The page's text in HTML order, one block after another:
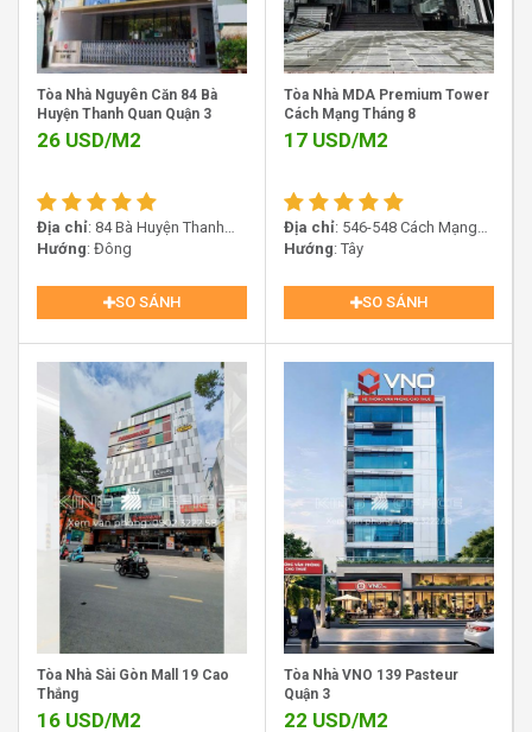
mang lại không gian thoáng đãng, tận dụng tối đa ánh
sáng tự nhiên. Sàn văn phòng được thiết kế vuông vức,
dễ dàng bố trí nội thất phù hợp với phong cách của từng
doanh nghiệp.
Các tầng đều có cửa sổ lớn, tầm nhìn rộng, giúp nhân
nâng cao hiệu suất. Thiết kế của VRG Building không chỉ
đáp ứng nhu cầu sử dụng linh hoạt mà còn tạo dựng
Thang Máy Tòa Nhà VRG Building Hai Bà Trưng Quận 3
III. Dịch vụ và trang thiết bị tại văn
Tòa Nhà Nguyên Căn 84 Bà
Huyện Thanh Quan Quận 3
26 USD/M2
Địa chỉ: 84 Bà Huyện Thanh
Quan, Xuân Hòa, Hồ Chí Minh,
Hướng : Đông
SO SÁNH
Tòa Nhà MDA Premium Tower
Cách Mạng Tháng 8
17 USD/M2
Địa chỉ: 546-548 Cách Mạng
Tháng Tám, Phường Nhiêu Lộc,
Hướng : Tây
SO SÁNH
Tòa Nhà Sài Gòn Mall 19 Cao
Thắng
16 USD/M2
Tòa Nhà VNO 139 Pasteur
Quận 3
22 USD/M2